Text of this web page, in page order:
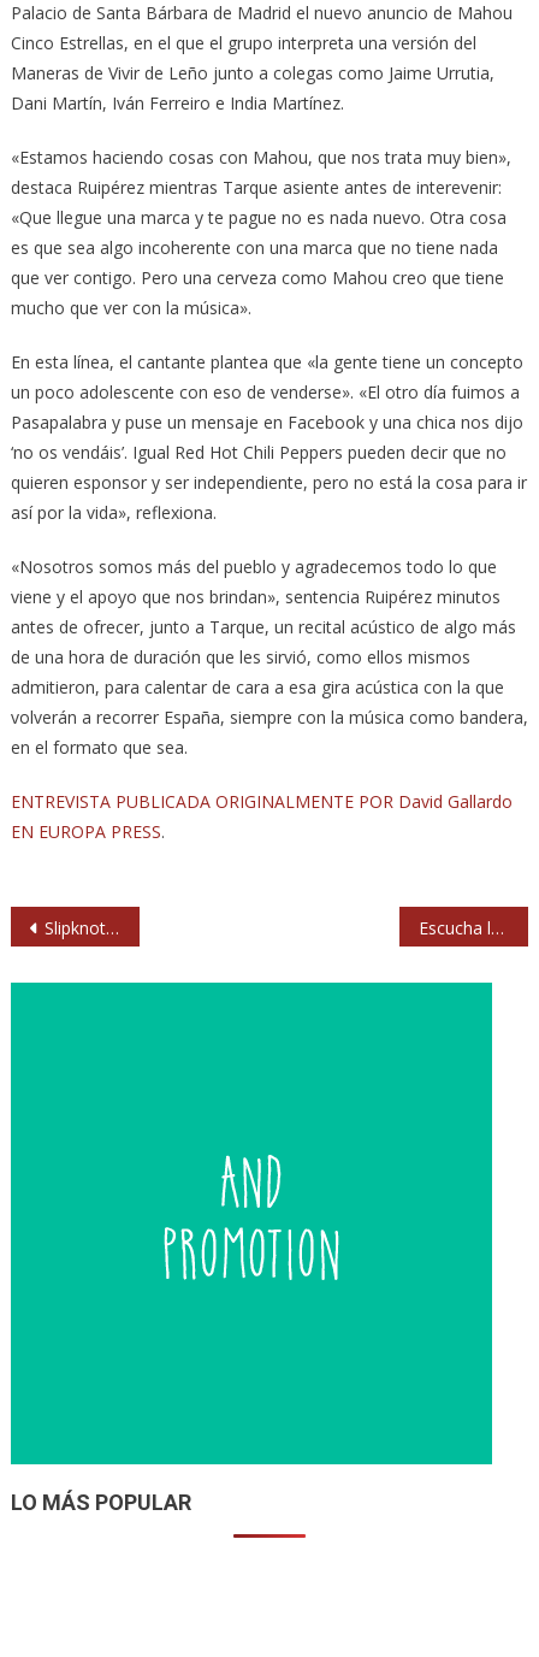
Palacio de Santa Bárbara de Madrid el nuevo anuncio de Mahou
Cinco Estrellas, en el que el grupo interpreta una versión del
Maneras de Vivir de Leño junto a colegas como Jaime Urrutia,
Dani Martín, Iván Ferreiro e India Martínez.
«Estamos haciendo cosas con Mahou, que nos trata muy bien»,
destaca Ruipérez mientras Tarque asiente antes de interevenir:
«Que llegue una marca y te pague no es nada nuevo. Otra cosa
es que sea algo incoherente con una marca que no tiene nada
que ver contigo. Pero una cerveza como Mahou creo que tiene
mucho que ver con la música».
En esta línea, el cantante plantea que «la gente tiene un concepto
un poco adolescente con eso de venderse». «El otro día fuimos a
Pasapalabra y puse un mensaje en Facebook y una chica nos dijo
‘no os vendáis’. Igual Red Hot Chili Peppers pueden decir que no
quieren esponsor y ser independiente, pero no está la cosa para ir
así por la vida», reflexiona.
«Nosotros somos más del pueblo y agradecemos todo lo que
viene y el apoyo que nos brindan», sentencia Ruipérez minutos
antes de ofrecer, junto a Tarque, un recital acústico de algo más
de una hora de duración que les sirvió, como ellos mismos
admitieron, para calentar de cara a esa gira acústica con la que
volverán a recorrer España, siempre con la música como bandera,
en el formato que sea.
ENTREVISTA PUBLICADA ORIGINALMENTE POR David Gallardo
EN EUROPA PRESS.
Navegación
Slipknot descansarán dos años al terminar su actual gira Escucha la colaboración entre The Chemical Brothers y St Vincent: ‘Under neon lights’
LO MÁS POPULAR